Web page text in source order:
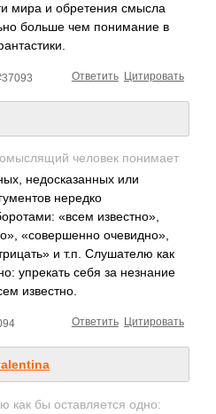
мира и обретения смысла
больше чем понимание в
Цитировать
Ответить
человек понимает
недосказанных или
нередко
«всем известно»,
«совершенно очевидно»,
и т.п. Слушателю как
упрекать себя за незнание
известно.
Цитировать
Ответить
как бы оставляется одно: